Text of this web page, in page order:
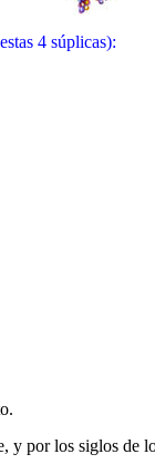
4 súplicas):
y por los siglos de